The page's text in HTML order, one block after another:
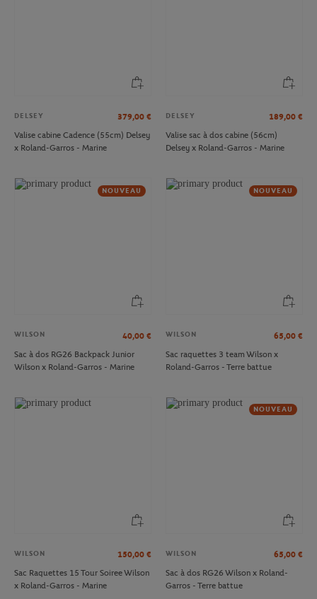
DELSEY 379,00 €
Valise cabine Cadence (55cm) Delsey
x Roland-Garros - Marine
DELSEY 189,00 €
Valise sac à dos cabine (56cm)
Delsey x Roland-Garros - Marine
NOUVEAU
WILSON 40,00 €
Sac à dos RG26 Backpack Junior
Wilson x Roland-Garros - Marine
NOUVEAU
WILSON 65,00 €
Sac raquettes 3 team Wilson x
Roland-Garros - Terre battue
WILSON 150,00 €
Sac Raquettes 15 Tour Soiree Wilson
x Roland-Garros - Marine
NOUVEAU
WILSON 65,00 €
Sac à dos RG26 Wilson x Roland-
Garros - Terre battue